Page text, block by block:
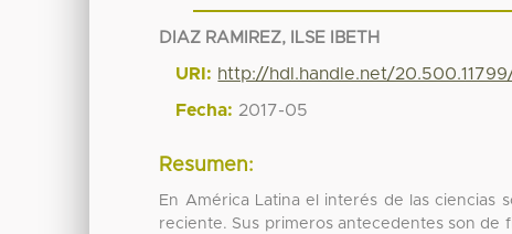
DIAZ RAMIREZ, ILSE IBETH
URI: http://hdl.handle.net/
Fecha: 2017-05
Resumen:
En América Latina el interés de las ciencias
reciente. Sus primeros antecedentes son de